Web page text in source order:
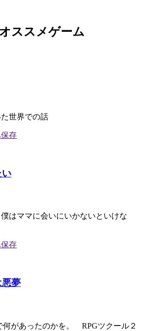
ススメゲーム
世界での話
い
僕はママに会いにいかないといけな
悪夢
何があったのかを。 RPGツクール２